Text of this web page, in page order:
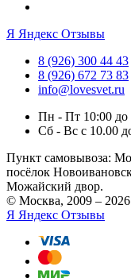
Я Яндекс Отзывы
8 (926) 300 44 43
8 (926) 672 73 83
info@lovesvet.ru
Пн - Пт 10:00 до
Сб - Вс с 10.00
Пункт самовывоза:
посёлок
Можайский двор.
© Москва, 2009 – 2026
Я Яндекс Отзывы